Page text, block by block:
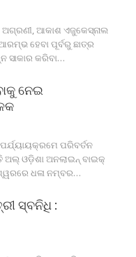
ଆକାଶ ଏଜୁକେସ୍‌ନାଲ
ହେବା ପୂର୍ବରୁ ଛାତ୍ର
ସାକାର କରିବା…
ନେଇ
ପରିବର୍ତନ
ଓଡ଼ିଶା ଅନଲାଇନ୍ ବାଇକ୍
ଧଳା ନମ୍ବର…
ସ୍ବନିଧି :